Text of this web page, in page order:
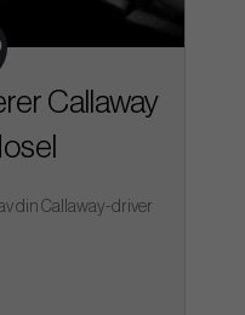
Callaway
din Callaway-driver